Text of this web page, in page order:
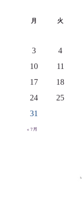
月 火
3
4
10
11
17
18
24
25
31
« 7月